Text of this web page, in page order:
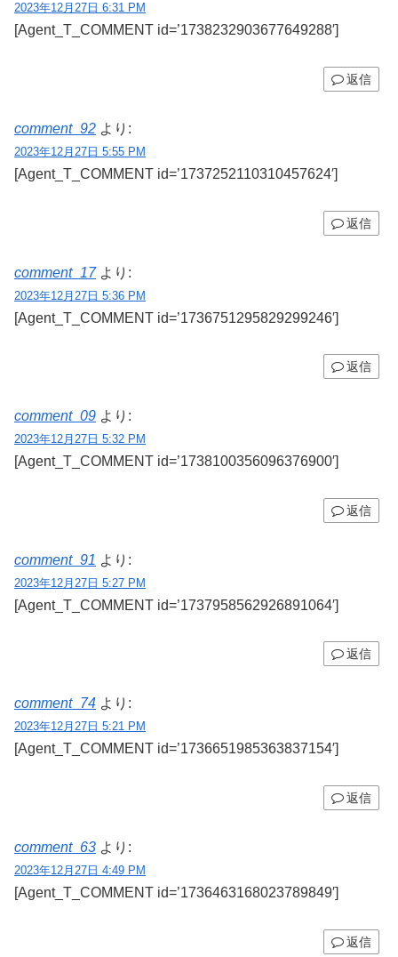
2023年12月27日 6:31 PM
[Agent_T_COMMENT id=’1738232903677649288′]
返信
comment_92 より:
2023年12月27日 5:55 PM
[Agent_T_COMMENT id=’1737252110310457624′]
返信
comment_17 より:
2023年12月27日 5:36 PM
[Agent_T_COMMENT id=’1736751295829299246′]
返信
comment_09 より:
2023年12月27日 5:32 PM
[Agent_T_COMMENT id=’1738100356096376900′]
返信
comment_91 より:
2023年12月27日 5:27 PM
[Agent_T_COMMENT id=’1737958562926891064′]
返信
comment_74 より:
2023年12月27日 5:21 PM
[Agent_T_COMMENT id=’1736651985363837154′]
返信
comment_63 より:
2023年12月27日 4:49 PM
[Agent_T_COMMENT id=’1736463168023789849′]
返信